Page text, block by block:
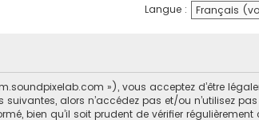
Langue :
»), vous acceptez d’être
alors n’accédez pas et/ou n’utilisez
bien qu’il soit prudent de vérifier